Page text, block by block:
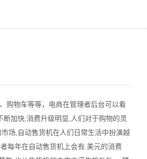
购物车等等，电商在管理者后台可以看
加快,消费升级明显,人们对于购物的灵
场,自动售货机在人们日常生活中扮演越
每年在自动售货机上会有.美元的消费